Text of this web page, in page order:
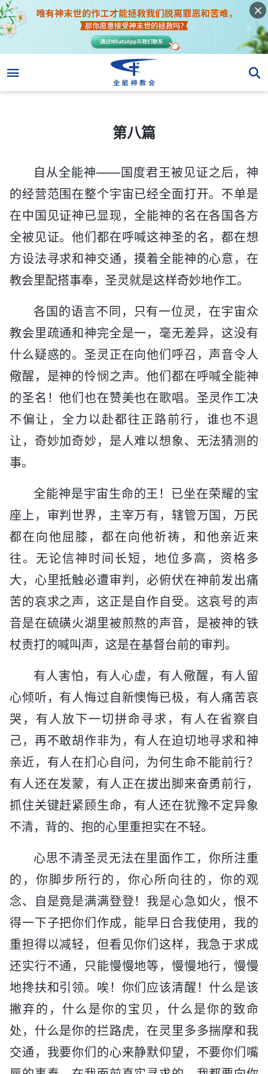
第八篇
自从全能神——国度君王被见证之后，神
的经营范围在整个宇宙已经全面打开。不单是
在中国见证神已显现，全能神的名在各国各方
全被见证。他们都在呼喊这神圣的名，都在想
方设法寻求和神交通，摸着全能神的心意，在
教会里配搭事奉，圣灵就是这样奇妙地作工。
各国的语言不同，只有一位灵，在宇宙众
教会里疏通和神完全是一，毫无差异，这没有
什么疑惑的。圣灵正在向他们呼召，声音令人
儆醒，是神的怜悯之声。他们都在呼喊全能神
的圣名！他们也在赞美也在歌唱。圣灵作工决
不偏让，全力以赴都往正路前行，谁也不退
让，奇妙加奇妙，是人难以想象、无法猜测的
事。
全能神是宇宙生命的王！已坐在荣耀的宝
座上，审判世界，主宰万有，辖管万国，万民
都在向他屈膝，都在向他祈祷，和他亲近来
往。无论信神时间长短，地位多高，资格多
大，心里抵触必遭审判，必俯伏在神前发出痛
苦的哀求之声，这正是自作自受。这哀号的声
音是在硫磺火湖里被煎熬的声音，是被神的铁
杖责打的喊叫声，这是在基督台前的审判。
有人害怕，有人心虚，有人儆醒，有人留
心倾听，有人悔过自新懊悔已极，有人痛苦哀
哭，有人放下一切拼命寻求，有人在省察自
己，再不敢胡作非为，有人在迫切地寻求和神
亲近，有人在扪心自问，为何生命不能前行？
有人还在发蒙，有人正在拔出脚来奋勇前行，
抓住关键赶紧顾生命，有人还在犹豫不定异象
不清，背的、抱的心里重担实在不轻。
心思不清圣灵无法在里面作工，你所注重
的，你脚步所行的，你心所向往的，你的观
念、自是竟是满满登登！我是心急如火，恨不
得一下子把你们作成，能早日合我使用，我的
重担得以减轻，但看见你们这样，我急于求成
还实行不通，只能慢慢地等，慢慢地行，慢慢
地搀扶和引领。唉！你们应该清醒！什么是该
撇弃的，什么是你的宝贝，什么是你的致命
处，什么是你的拦路虎，在灵里多多揣摩和我
交通，我要你们的心来静默仰望，不要你们嘴